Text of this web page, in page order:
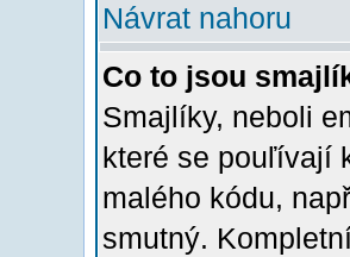
Návrat nahoru
Co to jsou
Smajlíky, neboli
které se pouľívají
malého kódu,
smutný.